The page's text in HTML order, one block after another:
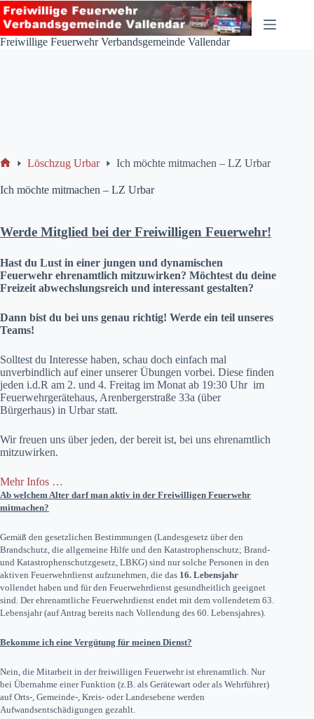
Zum
Inhalt
springen
Freiwillige Feuerwehr Verbandsgemeinde Vallendar
Löschzug Urbar Ich möchte mitmachen – LZ Urbar
Ich möchte mitmachen – LZ Urbar
Werde Mitglied bei der Freiwilligen Feuerwehr!
Hast du Lust in einer jungen und dynamischen
Feuerwehr ehrenamtlich mitzuwirken? Möchtest du deine
Freizeit abwechslungsreich und interessant gestalten?
Dann bist du bei uns genau richtig! Werde ein teil unseres
Teams!
Solltest du Interesse haben, schau doch einfach mal
unverbindlich auf einer unserer Übungen vorbei. Diese finden
jeden i.d.R am 2. und 4. Freitag im Monat ab 19:30 Uhr im
Feuerwehrgerätehaus, Arenbergerstraße 33a (über
Bürgerhaus) in Urbar statt.
Wir freuen uns über jeden, der bereit ist, bei uns ehrenamtlich
mitzuwirken.
Mehr Infos …
Ab welchem Alter darf man aktiv in der Freiwilligen Feuerwehr
mitmachen?
Gemäß den gesetzlichen Bestimmungen (Landesgesetz über den
Brandschutz, die allgemeine Hilfe und den Katastrophenschutz; Brand-
und Katastrophenschutzgesetz, LBKG) sind nur solche Personen in den
aktiven Feuerwehrdienst aufzunehmen, die das 16. Lebensjahr
vollendet haben und für den Feuerwehrdienst gesundheitlich geeignet
sind. Der ehrenamtliche Feuerwehrdienst endet mit dem vollendetem 63.
Lebensjahr (auf Antrag bereits nach Vollendung des 60. Lebensjahres).
Bekomme ich eine Vergütung für meinen Dienst?
Nein, die Mitarbeit in der freiwilligen Feuerwehr ist ehrenamtlich. Nur
bei Übernahme einer Funktion (z.B. als Gerätewart oder als Wehrführer)
auf Orts-, Gemeinde-, Kreis- oder Landesebene werden
Aufwandsentschädigungen gezahlt.